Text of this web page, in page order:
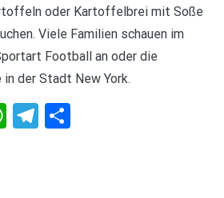
oder Kartoffelbrei mit Soße
Viele Familien schauen im
Football an oder die
der Stadt New York.
WhatsApp
Telegram